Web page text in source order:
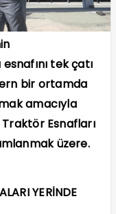
tek çatı
bir ortamda
amacıyla
Esnafları
üzere.
YERİNDE